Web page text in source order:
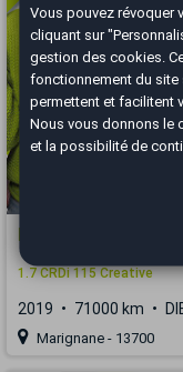
Hyundai Tucson
1.7 CRDi 115 Creative
2019 71000 km
Marignane - 13700
Vous pouvez révoquer
cliquant sur
gestion des cookies .
fonctionnement du site
permettent et facilitent
Nous vous donnons le
et la possibilité de